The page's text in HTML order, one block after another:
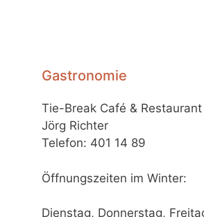
Gastronomie
Tie-Break Café & Restaurant
Jörg Richter
Telefon: 401 14 89
Öffnungszeiten im Winter:
Dienstag, Donnerstag,